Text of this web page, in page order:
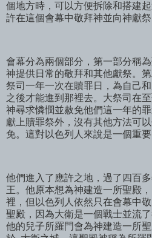
個地方時，可以方便拆除和搭建
許在這個會幕中敬拜神並向神獻祭
會幕分為兩個部分，第一部分稱
神提供日常的敬拜和其他獻祭。
祭司一年一次在贖罪日，為自己
之後才能進到那裡去。大祭司在
神尋求憐憫並赦免他們這一年的
獻上贖罪祭外，沒有其他方法可
免。這對以色列人來說是一個重要
他們進入了應許之地，過了四百
王。他原本想為神建造一所聖殿
裡，但以色列人依然只在會幕中
聖殿，因為大衛是一個戰士並流
他的兒子所羅門會為神建造一所